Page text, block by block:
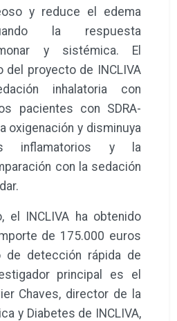
y reduce el edema
la respuesta
y sistémica. El
del proyecto de INCLIVA
inhalatoria con
pacientes con SDRA-
oxigenación y disminuya
inflamatorios y la
con la sedación
INCLIVA ha obtenido
de 175.000 euros
de detección rápida de
principal es el
Chaves, director de la
y Diabetes de INCLIVA,